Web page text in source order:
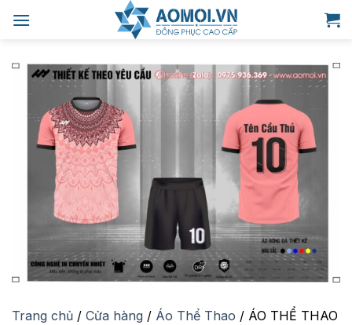
qua
dung
Trang chủ / Cửa hàng / Áo Thể Thao / ÁO THỂ THAO